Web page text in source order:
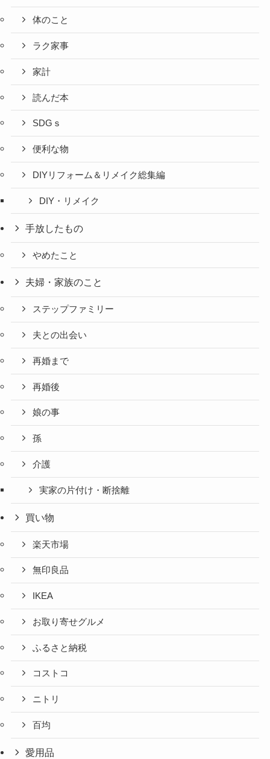
体のこと
ラク家事
家計
読んだ本
SDGｓ
便利な物
DIYリフォーム＆リメイク総集編
DIY・リメイク
手放したもの
やめたこと
夫婦・家族のこと
ステップファミリー
夫との出会い
再婚まで
再婚後
娘の事
孫
介護
実家の片付け・断捨離
買い物
楽天市場
無印良品
IKEA
お取り寄せグルメ
ふるさと納税
コストコ
ニトリ
百均
愛用品